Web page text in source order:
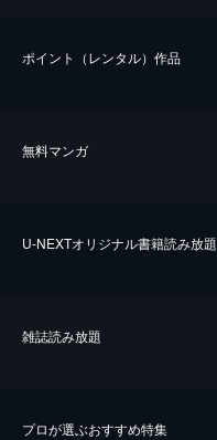
ポイント（レンタル）作品
無料マンガ
U-NEXTオリジナル書籍読み放題
雑誌読み放題
プロが選ぶおすすめ特集